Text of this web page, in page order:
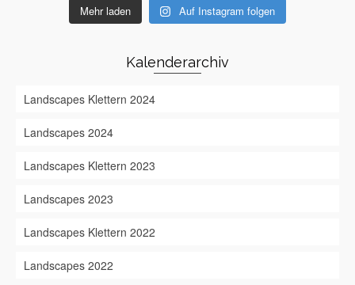
Mehr laden Auf Instagram folgen
Kalenderarchiv
Landscapes Klettern 2024
Landscapes 2024
Landscapes Klettern 2023
Landscapes 2023
Landscapes Klettern 2022
Landscapes 2022